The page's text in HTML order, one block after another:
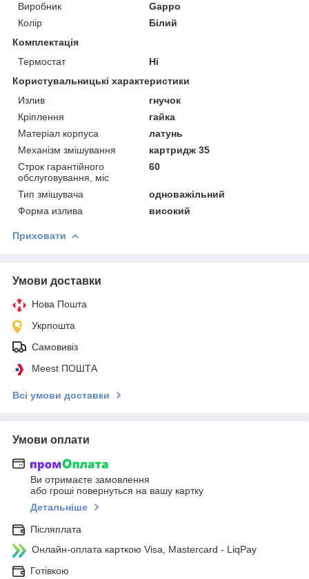
Виробник
Gappo
Колір
Білий
Комплектація
Термостат
Ні
Користувальницькі характеристики
Излив
гнучок
Крiплення
гайка
Матеріал корпуса
латунь
Механізм змішування
картридж 35
Строк гарантійного
обслуговування, міс
60
Тип змішувача
одноважільний
Форма излива
високий
Приховати
Умови доставки
Нова Пошта
Укрпошта
Самовивіз
Meest ПОШТА
Всі умови доставки
Умови оплати
Ви отримаєте замовлення
або гроші повернуться на вашу картку
Детальніше
Післяплата
Онлайн-оплата карткою Visa, Mastercard - LiqPay
Готівкою